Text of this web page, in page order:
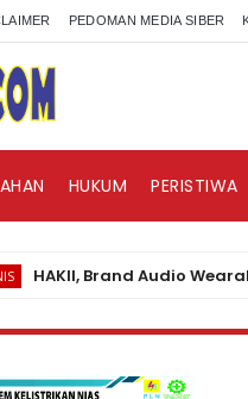
PEDOMAN MEDIA SIBER
HUKUM PERISTIWA
Brand Audio Wearable